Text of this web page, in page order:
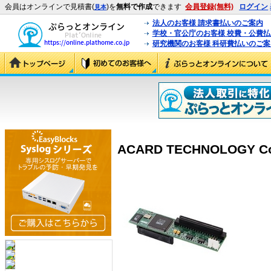
会員はオンラインで見積書(見本)を無料で作成できます 会員登録(無料) ログイン
法人のお客様 請求書払いのご案内
学校・官公庁のお客様 校費・公費
研究機関のお客様 科研費払いのご
ACARD TECHNOLOGY